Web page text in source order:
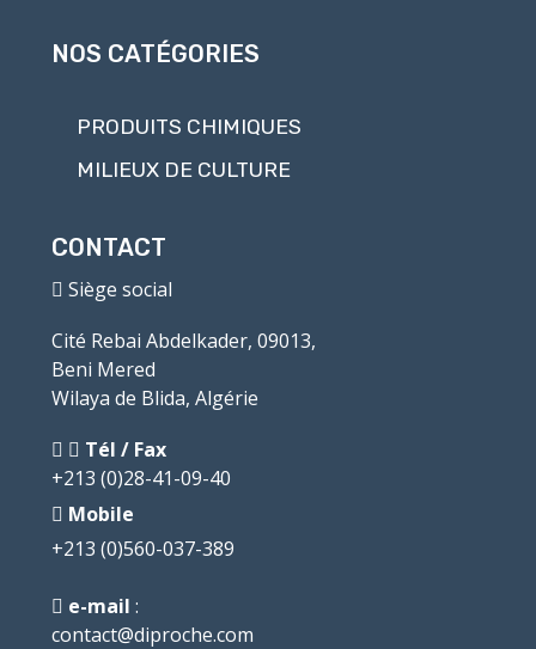
NOS CATÉGORIES
PRODUITS CHIMIQUES
MILIEUX DE CULTURE
CONTACT
Siège social
Cité Rebai Abdelkader, 09013,
Beni Mered
Wilaya de Blida, Algérie
Tél / Fax
+213 (0)28-41-09-40
Mobile
+213 (0)560-037-389
e-mail :
contact@diproche.com